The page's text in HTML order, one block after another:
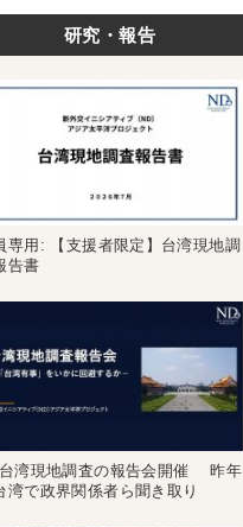
研究・報告
専用: 【支援者限定】台湾現地調
告書
湾現地調査の報告会開催 昨年
湾で政界関係者ら聞き取り